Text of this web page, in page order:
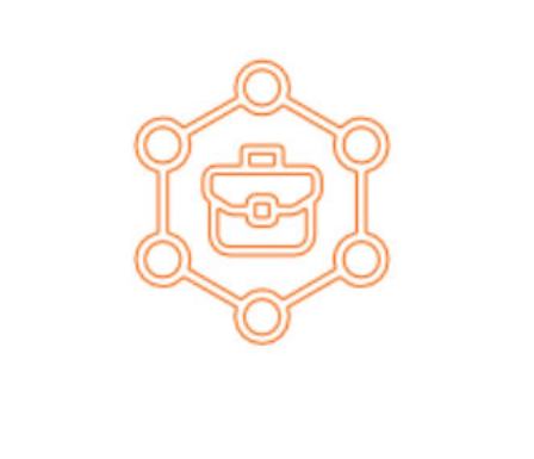
Thank you for you
application! We will
get back to you
shortly.
Seuraa meitä saadaksesi viimeisimmät
uutiset